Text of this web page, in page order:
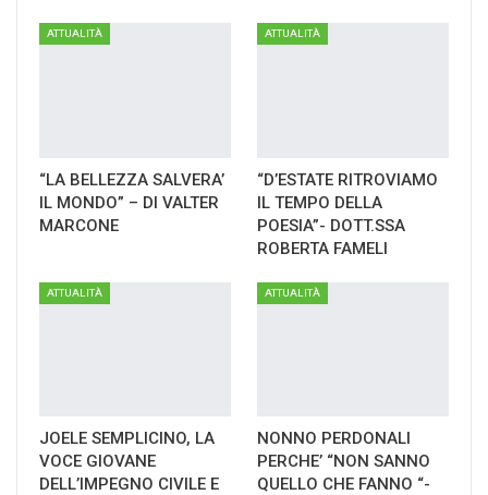
ATTUALITÀ
“LA BELLEZZA SALVERA’
IL MONDO” – DI VALTER
MARCONE
ATTUALITÀ
“D’ESTATE RITROVIAMO
IL TEMPO DELLA
POESIA”- DOTT.SSA
ROBERTA FAMELI
ATTUALITÀ
JOELE SEMPLICINO, LA
VOCE GIOVANE
DELL’IMPEGNO CIVILE E
ATTUALITÀ
NONNO PERDONALI
PERCHE’ “NON SANNO
QUELLO CHE FANNO “-